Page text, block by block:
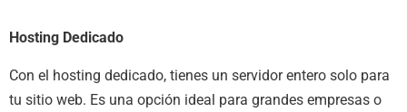
Hosting Dedicado
Con el hosting dedicado, tienes un servidor entero solo para
tu sitio web. Es una opción ideal para grandes empresas o